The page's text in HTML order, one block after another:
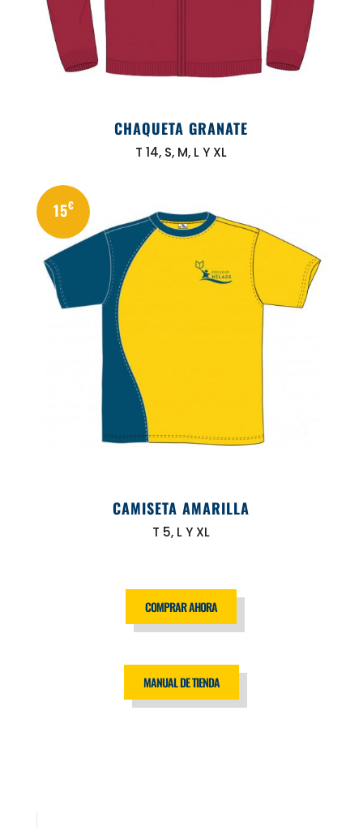
CHAQUETA GRANATE
T 14, S, M, L Y XL
15€
CAMISETA AMARILLA
T 5, L Y XL
COMPRAR AHORA
MANUAL DE TIENDA